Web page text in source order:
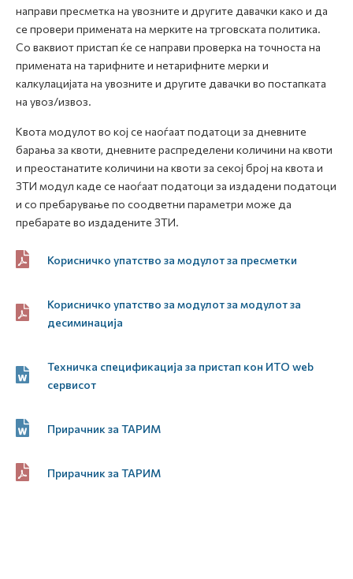
направи пресметка на увозните и другите давачки како и да
се провери примената на мерките на трговската политика.
Со ваквиот пристап ќе се направи проверка на точноста на
примената на тарифните и нетарифните мерки и
калкулацијата на увозните и другите давачки во постапката
на увоз/извоз.
Квота модулот во кој се наоѓаат податоци за дневните
барања за квоти, дневните распределени количини на квоти
и преостанатите количини на квоти за секој број на квота и
ЗТИ модул каде се наоѓаат податоци за издадени податоци
и со пребарување по соодветни параметри може да
пребарате во издадените ЗТИ.
Корисничко упатство за модулот за пресметки
Корисничко упатство за модулот за модулот за
десиминација
Техничка спецификација за пристап кон ИТО web
сервисот
Прирачник за ТАРИМ
Прирачник за ТАРИМ